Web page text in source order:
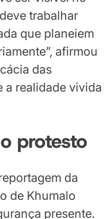
trabalhar
que planeiem
afirmou
das
a realidade vivida
protesto
da
de Khumalo
presente.